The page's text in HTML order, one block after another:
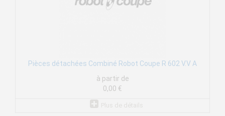
Pièces détachées Combiné Robot Coupe R 602 V.V A
à partir de
0,00 €